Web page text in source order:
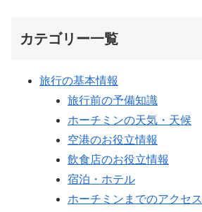
カテゴリー一覧
旅行の基本情報
旅行前の予備知識
ホーチミンの天気・天候
空港のお役立情報
飲食店のお役立情報
宿泊・ホテル
ホーチミンまでのアクセス